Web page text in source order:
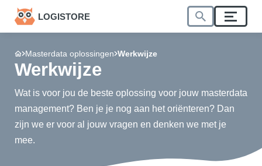
LOGISTORE
Masterdata oplossingen Werkwijze
Werkwijze
Wat is voor jou de beste oplossing voor jouw masterdata
management? Ben je je nog aan het oriënteren? Dan
zijn we er voor al jouw vragen en denken we met je
mee.